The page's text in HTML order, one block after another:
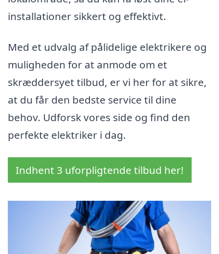
installationer sikkert og effektivt.
Med et udvalg af pålidelige elektrikere og
muligheden for at anmode om et
skræddersyet tilbud, er vi her for at sikre,
at du får den bedste service til dine
behov. Udforsk vores side og find den
perfekte elektriker i dag.
Indhent 3 uforpligtende tilbud her!